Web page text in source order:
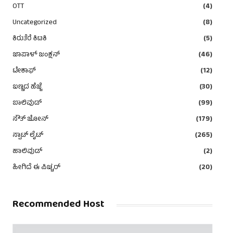
OTT
(4)
Uncategorized
(8)
ಕಿರುತೆರೆ ಕಿಟಕಿ
(5)
ಜಾಪಾಳ್ ಜಂಕ್ಷನ್
(46)
ಟೇಕಾಫ್
(12)
ಬಣ್ಣದ ಹೆಜ್ಜೆ
(30)
ಬಾಲಿವುಡ್
(99)
ಸೌತ್ ಜೋನ್
(179)
ಸ್ಪಾಟ್ ಲೈಟ್
(265)
ಹಾಲಿವುಡ್
(2)
ಹೀಗಿದೆ ಈ ಪಿಚ್ಚರ್
(20)
Recommended Host